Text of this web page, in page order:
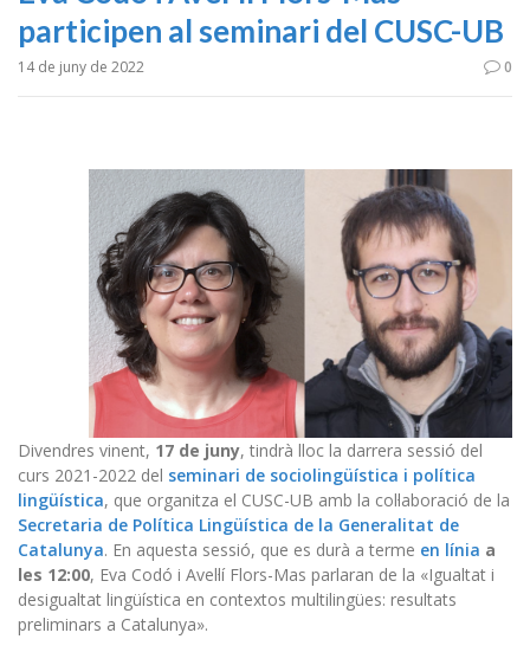
participen al seminari del CUSC-UB
14 de juny de 2022 0
Divendres vinent, 17 de juny, tindrà lloc la darrera sessió del
curs 2021-2022 del seminari de sociolingüística i política
lingüística, que organitza el CUSC-UB amb la col·laboració de la
Secretaria de Política Lingüística de la Generalitat de
Catalunya. En aquesta sessió, que es durà a terme en línia a
les 12:00, Eva Codó i Avel·lí Flors-Mas parlaran de la «Igualtat i
desigualtat lingüística en contextos multilingües: resultats
preliminars a Catalunya».